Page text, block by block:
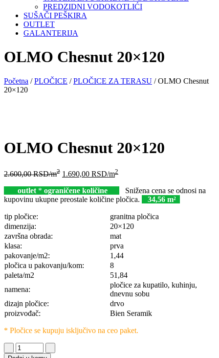
PREDZIDNI VODOKOTLIĆI
SUŠAČI PEŠKIRA
OUTLET
GALANTERIJA
OLMO Chesnut 20×120
Početna /PLOČICE /PLOČICE ZA TERASU / OLMO Chesnut
20×120
OLMO Chesnut 20×120
2.600,00RSD/m2 1.690,00 RSD/m2
outlet * ograničene količine
Snižena cena se odnosi na
kupovinu ukupne preostale količine pločica.
34,56 m²
tip pločice:
granitna pločica
dimenzija:
20×120
završna obrada:
mat
klasa:
prva
pakovanje/m2:
1,44
pločica u pakovanju/kom:
8
paleta/m2
51,84
namena:
pločice za kupatilo, kuhinju,
dnevnu sobu
dizajn pločice:
drvo
proizvođač:
Bien Seramik
* Pločice se kupuju isključivo na ceo paket.